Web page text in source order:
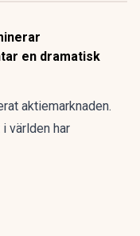
en dramatisk
aktiemarknaden.
världen har